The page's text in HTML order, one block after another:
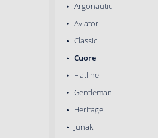
Argonautic
Aviator
Classic
Cuore
Flatline
Gentleman
Heritage
Junak